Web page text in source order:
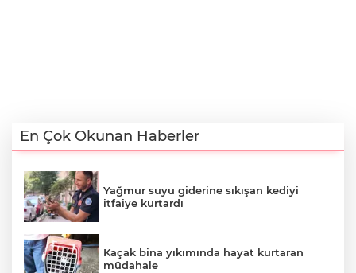
En Çok Okunan Haberler
Yağmur suyu giderine sıkışan kediyi
itfaiye kurtardı
Kaçak bina yıkımında hayat kurtaran
müdahale